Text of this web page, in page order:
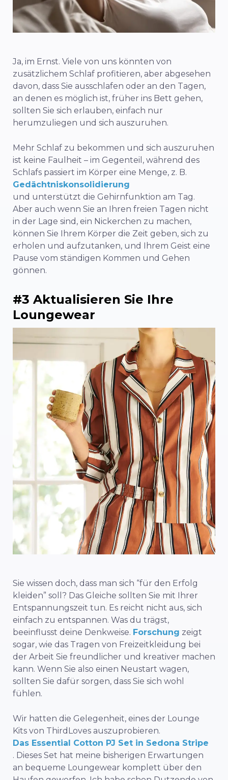
Ja, im Ernst. Viele von uns könnten von
zusätzlichem Schlaf profitieren, aber abgesehen
davon, dass Sie ausschlafen oder an den Tagen,
an denen es möglich ist, früher ins Bett gehen,
sollten Sie sich erlauben, einfach nur
herumzuliegen und sich auszuruhen.
Mehr Schlaf zu bekommen und sich auszuruhen
ist keine Faulheit – im Gegenteil, während des
Schlafs passiert im Körper eine Menge, z. B.
Gedächtniskonsolidierung
und unterstützt die Gehirnfunktion am Tag.
Aber auch wenn Sie an Ihren freien Tagen nicht
in der Lage sind, ein Nickerchen zu machen,
können Sie Ihrem Körper die Zeit geben, sich zu
erholen und aufzutanken, und Ihrem Geist eine
Pause vom ständigen Kommen und Gehen
gönnen.
#3 Aktualisieren Sie Ihre
Loungewear
Sie wissen doch, dass man sich “für den Erfolg
kleiden” soll? Das Gleiche sollten Sie mit Ihrer
Entspannungszeit tun. Es reicht nicht aus, sich
einfach zu entspannen. Was du trägst,
beeinflusst deine Denkweise. Forschung zeigt
sogar, wie das Tragen von Freizeitkleidung bei
der Arbeit Sie freundlicher und kreativer machen
kann. Wenn Sie also einen Neustart wagen,
sollten Sie dafür sorgen, dass Sie sich wohl
fühlen.
Wir hatten die Gelegenheit, eines der Lounge
Kits von ThirdLoves auszuprobieren.
Das Essential Cotton PJ Set in Sedona Stripe
. Dieses Set hat meine bisherigen Erwartungen
an bequeme Loungewear komplett über den